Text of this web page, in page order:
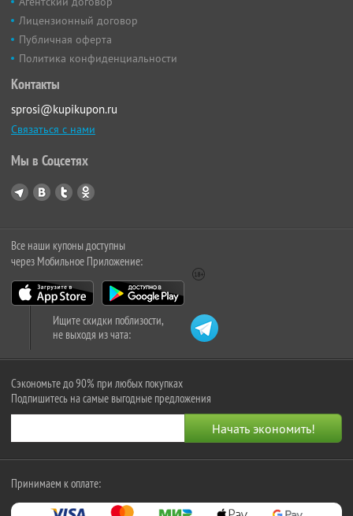
Лицензионный договор
Публичная оферта
Политика конфиденциальности
Контакты
sprosi@kupikupon.ru
Связаться с нами
Мы в Соцсетях
Все наши купоны доступны
через Мобильное Приложение:
Ищите скидки поблизости,
не выходя из чата:
Сэкономьте до 90% при любых покупках
Подпишитесь на самые выгодные предложения
Принимаем к оплате: